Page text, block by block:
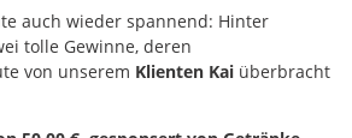
auch wieder spannend: Hinter
tolle Gewinne, deren
von unserem Klienten Kai überbracht